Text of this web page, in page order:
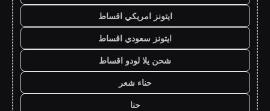
ايتونز امريكي اقساط
ايتونز سعودي اقساط
شحن يلا لودو اقساط
حناء شعر
حنا